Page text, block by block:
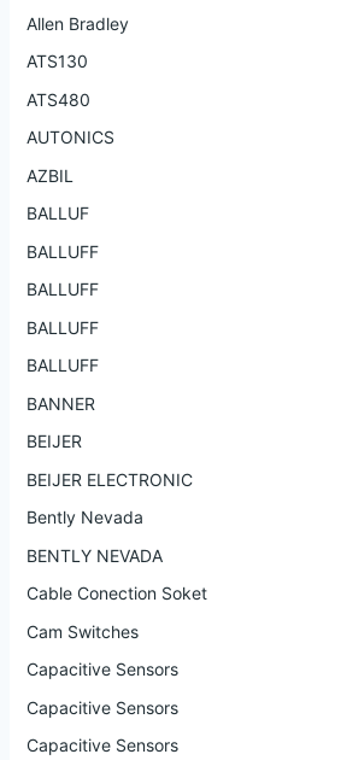
Allen Bradley
ATS130
ATS480
AUTONICS
AZBIL
BALLUF
BALLUFF
BALLUFF
BALLUFF
BALLUFF
BANNER
BEIJER
BEIJER ELECTRONIC
Bently Nevada
BENTLY NEVADA
Cable Conection Soket
Cam Switches
Capacitive Sensors
Capacitive Sensors
Capacitive Sensors